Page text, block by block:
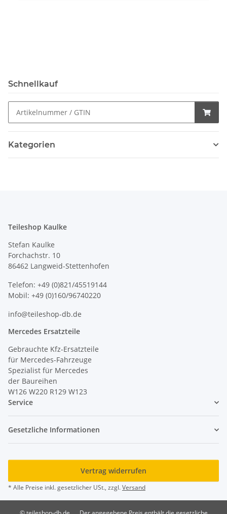
Schnellkauf
Kategorien
Teileshop Kaulke
Stefan Kaulke
Forchachstr. 10
86462 Langweid-Stettenhofen
Telefon: +49 (0)821/45519144
Mobil: +49 (0)160/96740220
info@teileshop-db.de
Mercedes Ersatzteile
Gebrauchte Kfz-Ersatzteile
für Mercedes-Fahrzeuge
Spezialist für Mercedes
der Baureihen
W126 W220 R129 W123
Service
Gesetzliche Informationen
Vertrag widerrufen
* Alle Preise inkl. gesetzlicher USt., zzgl.Versand